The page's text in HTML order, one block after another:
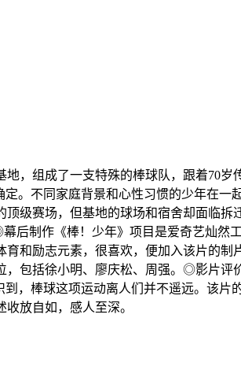
，组成了一支特殊的棒球队，跟着70
。不同家庭背景和心性习惯的少年在
顶级赛场，但基地的球场和宿舍却面
后制作《棒！少年》项目是爱奇艺灿
和励志元素，很喜欢，便加入该片的
包括徐小明、廖庆松、周强。◎影片
，棒球这项运动离人们并不遥远。该
放自如，感人至深。